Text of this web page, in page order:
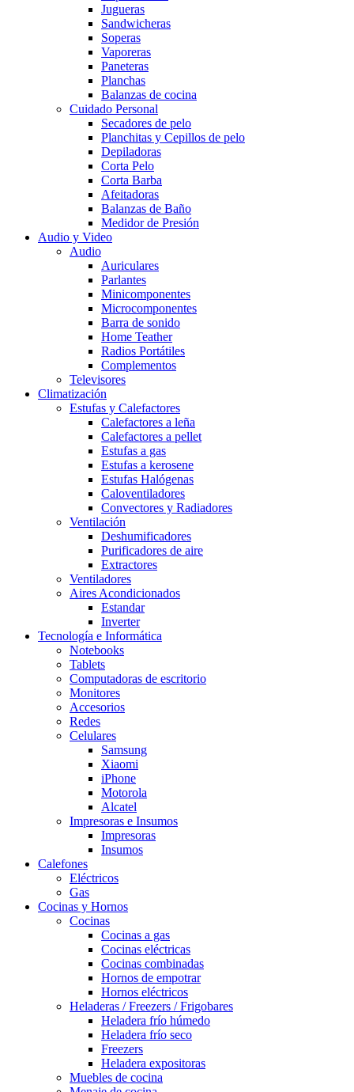
Jugueras
Sandwicheras
Soperas
Vaporeras
Paneteras
Planchas
Balanzas de cocina
Cuidado Personal
Secadores de pelo
Planchitas y Cepillos de pelo
Depiladoras
Corta Pelo
Corta Barba
Afeitadoras
Balanzas de Baño
Medidor de Presión
Audio y Video
Audio
Auriculares
Parlantes
Minicomponentes
Microcomponentes
Barra de sonido
Home Teather
Radios Portátiles
Complementos
Televisores
Climatización
Estufas y Calefactores
Calefactores a leña
Calefactores a pellet
Estufas a gas
Estufas a kerosene
Estufas Halógenas
Caloventiladores
Convectores y Radiadores
Ventilación
Deshumificadores
Purificadores de aire
Extractores
Ventiladores
Aires Acondicionados
Estandar
Inverter
Tecnología e Informática
Notebooks
Tablets
Computadoras de escritorio
Monitores
Accesorios
Redes
Celulares
Samsung
Xiaomi
iPhone
Motorola
Alcatel
Impresoras e Insumos
Impresoras
Insumos
Calefones
Eléctricos
Gas
Cocinas y Hornos
Cocinas
Cocinas a gas
Cocinas eléctricas
Cocinas combinadas
Hornos de empotrar
Hornos eléctricos
Heladeras / Freezers / Frigobares
Heladera frío húmedo
Heladera frío seco
Freezers
Heladera expositoras
Muebles de cocina